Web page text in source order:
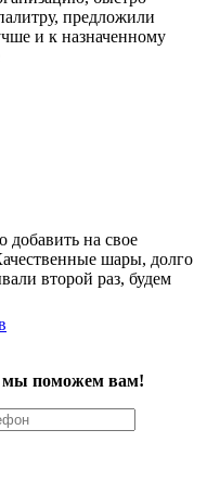
предложили
и к назначенному
добавить на свое
шары, долго
второй раз, будем
мы поможем вам!